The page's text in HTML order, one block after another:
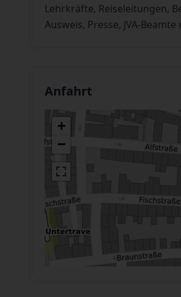
Lehrkräfte, Reiseleitungen,
Ausweis, Presse, JVA-
Anfahrt
+
−